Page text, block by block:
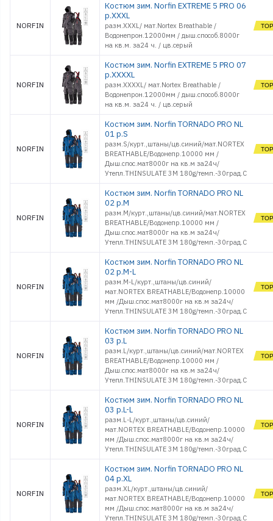
NORFIN
Костюм зим. Norfin EXTREME 5 PRO 06
р.XXXL
разм.XXXL/ мат.Nortex Breathable /
Водонепрон.12000мм / дыш.способ.8000г
на кв.м. за24 ч. / цв.серый
NORFIN
Костюм зим. Norfin EXTREME 5 PRO 07
р.XXXXL
разм.XXXXL/ мат.Nortex Breathable /
Водонепрон.12000мм / дыш.способ.8000г
на кв.м. за24 ч. / цв.серый
NORFIN
Костюм зим. Norfin TORNADO PRO NL
01 р.S
разм.S/курт.,штаны/цв.синий/мат.NORTEX
BREATHABLE/Водонепр.10000 мм /
Дыш.спос.мат8000г на кв.м за24ч/
Утепл.THINSULATE 3M 180g/темп.-30град.С
NORFIN
Костюм зим. Norfin TORNADO PRO NL
02 р.M
разм.M/курт.,штаны/цв.синий/мат.NORTEX
BREATHABLE/Водонепр.10000 мм /
Дыш.спос.мат8000г на кв.м за24ч/
Утепл.THINSULATE 3M 180g/темп.-30град.С
NORFIN
Костюм зим. Norfin TORNADO PRO NL
02 р.M-L
разм.M-L/курт.,штаны/цв.синий/
мат.NORTEX BREATHABLE/Водонепр.10000
мм /Дыш.спос.мат8000г на кв.м за24ч/
Утепл.THINSULATE 3M 180g/темп.-30град.С
NORFIN
Костюм зим. Norfin TORNADO PRO NL
03 р.L
разм.L/курт.,штаны/цв.синий/мат.NORTEX
BREATHABLE/Водонепр.10000 мм /
Дыш.спос.мат8000г на кв.м за24ч/
Утепл.THINSULATE 3M 180g/темп.-30град.С
NORFIN
Костюм зим. Norfin TORNADO PRO NL
03 р.L-L
разм.L-L/курт.,штаны/цв.синий/
мат.NORTEX BREATHABLE/Водонепр.10000
мм /Дыш.спос.мат8000г на кв.м за24ч/
Утепл.THINSULATE 3M 180g/темп.-30град.С
NORFIN
Костюм зим. Norfin TORNADO PRO NL
04 р.XL
разм.XL/курт.,штаны/цв.синий/
мат.NORTEX BREATHABLE/Водонепр.10000
мм /Дыш.спос.мат8000г на кв.м за24ч/
Утепл.THINSULATE 3M 180g/темп.-30град.С